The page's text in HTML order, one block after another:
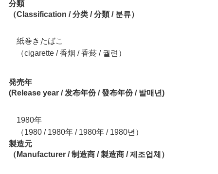
分類
（Classification / 分类 / 分類 / 분류）
紙巻きたばこ
（cigarette / 香烟 / 香菸 / 궐련）
発売年
(Release year / 发布年份 / 發布年份 / 발매년)
1980年
（1980 / 1980年 / 1980年 / 1980년）
製造元
（Manufacturer / 制造商 / 製造商 / 제조업체）